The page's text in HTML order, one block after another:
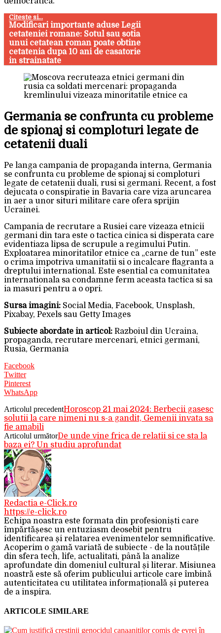
Citeste si...
Modificari importante aduse Legii
cetateniei romane: Sotul sau sotia
unui cetatean roman poate obtine
cetatenia dupa 10 ani de casatorie
in strainatate
Germania se confrunta cu probleme
de spionaj si comploturi legate de
cetatenii duali
Pe langa campania de propaganda interna, Germania
se confrunta cu probleme de spionaj si comploturi
legate de cetatenii duali, rusi si germani. Recent, a fost
dejucata o conspiratie in Bavaria care viza aruncarea
in aer a unor situri militare care ofera sprijin
Ucrainei.
Campania de recrutare a Rusiei care vizeaza etnicii
germani din tara este o tactica cinica si disperata care
evidentiaza lipsa de scrupule a regimului Putin.
Exploatarea minoritatilor etnice ca „carne de tun” este
o crima impotriva umanitatii si o incalcare flagranta a
dreptului international. Este esential ca comunitatea
internationala sa condamne ferm aceasta tactica si sa
ia masuri pentru a o opri.
Sursa imagini: Social Media, Facebook, Unsplash,
Pixabay, Pexels sau Getty Images
Subiecte abordate in articol: Razboiul din Ucraina,
propaganda, recrutare mercenari, etnici germani,
Rusia, Germania
Facebook
Twitter
Pinterest
WhatsApp
Articolul precedentHoroscop 21 mai 2024: Berbecii gasesc
solutii la care nimeni nu s-a gandit, Gemenii invata sa
fie amabili
Articolul următorDe unde vine frica de relatii si ce sta la
baza ei? Un studiu aprofundat
Redactia e-Click.ro
https://e-click.ro
Echipa noastra este formata din profesioniști care
împărtășesc un entuziasm deosebit pentru
identificarea și relatarea evenimentelor semnificative.
Acoperim o gamă variată de subiecte - de la noutățile
din sfera tech, life, actualitati, până la analize
aprofundate din domeniul cultural și literar. Misiunea
noastră este să oferim publicului articole care îmbină
autenticitatea cu utilitatea informațională și puterea
de a inspira.
ARTICOLE SIMILARE